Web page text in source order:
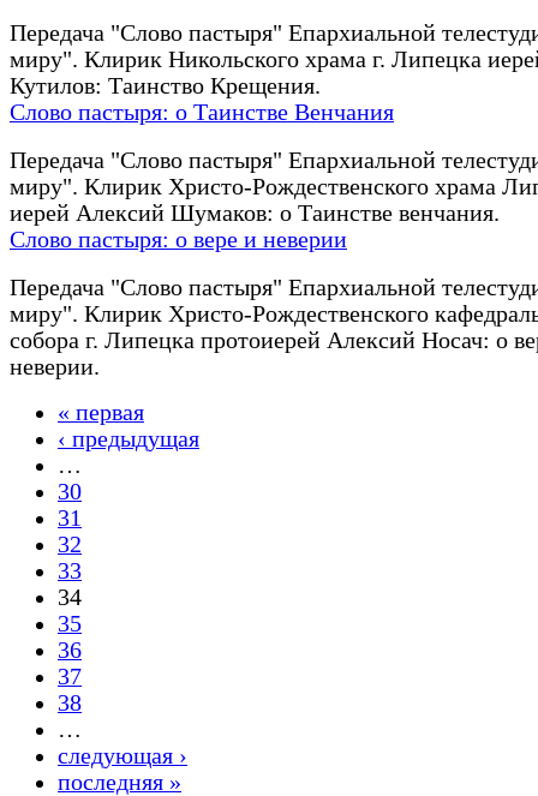
Передача "Слово пастыря" Епархиальной
миру". Клирик Никольского храма г. Липецка
Кутилов: Таинство Крещения.
Слово пастыря: о Таинстве Венчания
Передача "Слово пастыря" Епархиальной
миру". Клирик Христо-Рождественского храма
иерей Алексий Шумаков: о Таинстве венчания.
Слово пастыря: о вере и неверии
Передача "Слово пастыря" Епархиальной
миру". Клирик Христо-Рождественского
собора г. Липецка протоиерей Алексий Носач: о
неверии.
Страницы
« первая
‹ предыдущая
…
30
31
32
33
34
35
36
37
38
…
следующая ›
последняя »